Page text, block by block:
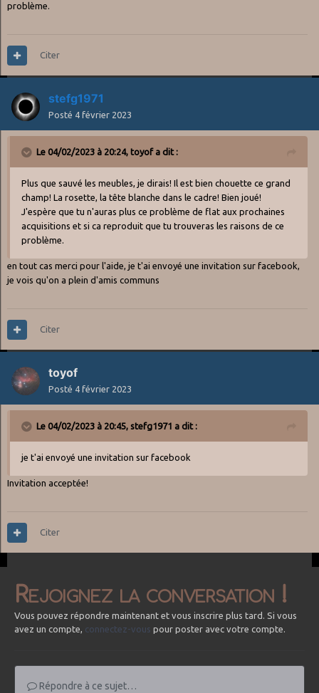
problème.
Citer
stefg1971
Posté 4 février 2023
Le 04/02/2023 à 20:24, toyofa dit :
Plus que sauvé les meubles, je dirais! Il est bien chouette ce grand
champ! La rosette, la tête blanche dans le cadre! Bien joué!
J'espère que tu n'auras plus ce problème de flat aux prochaines
acquisitions et si ca reproduit que tu trouveras les raisons de ce
problème.
en tout cas merci pour l'aide, je t'ai envoyé une invitation sur facebook,
je vois qu'on a plein d'amis communs
Citer
toyof
Posté 4 février 2023
Le 04/02/2023 à 20:45, stefg1971 a dit :
je t'ai envoyé une invitation sur facebook
Invitation acceptée!
Citer
Rejoignez la conversation !
Vous pouvez répondre maintenant et vous inscrire plus tard. Si vous
avez un compte, connectez-vous pour poster avec votre compte.
Répondre à ce sujet…